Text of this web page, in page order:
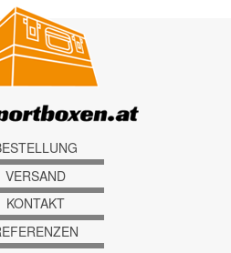
VERSAND
KONTAKT